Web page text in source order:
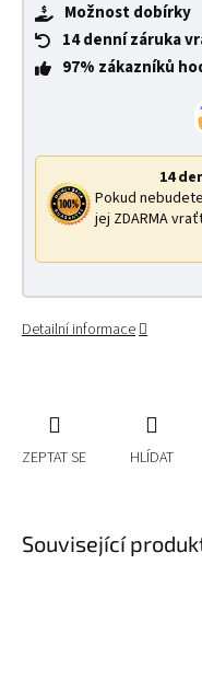
Možnost dobírky
14 denní záruka
97% zákazníků
14
Pokud
jej ZDARMA
Detailní informace
ZEPTAT SE HLÍDAT
Související